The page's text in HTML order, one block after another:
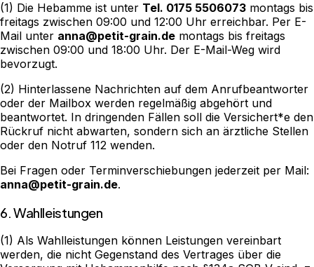
(1) Die Hebamme ist unter Tel. 0175 5506073 montags bis
freitags zwischen 09:00 und 12:00 Uhr erreichbar. Per E-
Mail unter anna@petit-grain.de montags bis freitags
zwischen 09:00 und 18:00 Uhr. Der E-Mail-Weg wird
bevorzugt.
(2) Hinterlassene Nachrichten auf dem Anrufbeantworter
oder der Mailbox werden regelmäßig abgehört und
beantwortet. In dringenden Fällen soll die Versichert*e den
Rückruf nicht abwarten, sondern sich an ärztliche Stellen
oder den Notruf 112 wenden.
Bei Fragen oder Terminverschiebungen jederzeit per Mail:
anna@petit-grain.de.
6. Wahlleistungen
(1) Als Wahlleistungen können Leistungen vereinbart
werden, die nicht Gegenstand des Vertrages über die